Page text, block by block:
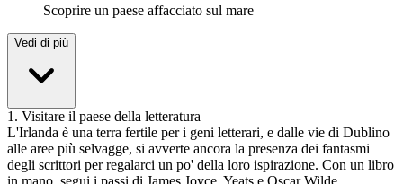
Scoprire un paese affacciato sul mare
Vedi di più
1 . Visitare il paese della letteratura
L'Irlanda è una terra fertile per i geni letterari, e dalle vie di Dublino
alle aree più selvagge, si avverte ancora la presenza dei fantasmi
degli scrittori per regalarci un po' della loro ispirazione. Con un libro
in mano, segui i passi di James Joyce, Yeats e Oscar Wilde.